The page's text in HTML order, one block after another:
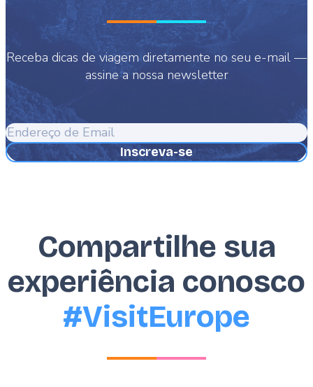
Receba dicas de viagem diretamente no seu e-mail —
assine a nossa newsletter
Endereço
de
Email
Compartilhe sua
experiência conosco
#VisitEurope